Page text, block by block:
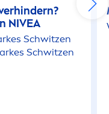
NIVEA
Schwitzen
Schwitzen